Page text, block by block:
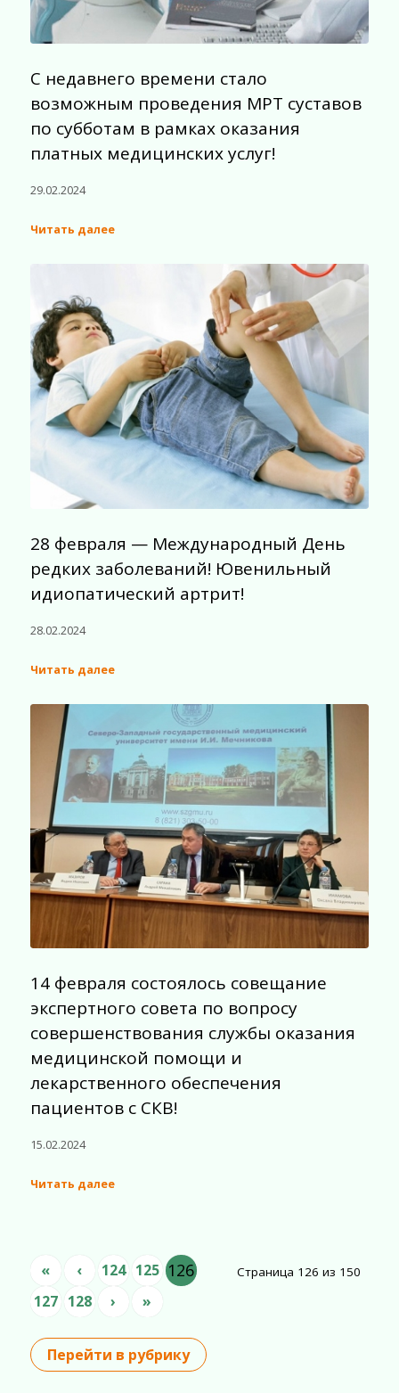
С недавнего времени стало
возможным проведения МРТ суставов
по субботам в рамках оказания
платных медицинских услуг!
29.02.2024
Читать далее
28 февраля — Международный День
редких заболеваний! Ювенильный
идиопатический артрит!
28.02.2024
Читать далее
14 февраля состоялось совещание
экспертного совета по вопросу
совершенствования службы оказания
медицинской помощи и
лекарственного обеспечения
пациентов с СКВ!
15.02.2024
Читать далее
Страница 126 из 150
« ‹ 124 125 126
127 128 › »
Перейти в рубрику